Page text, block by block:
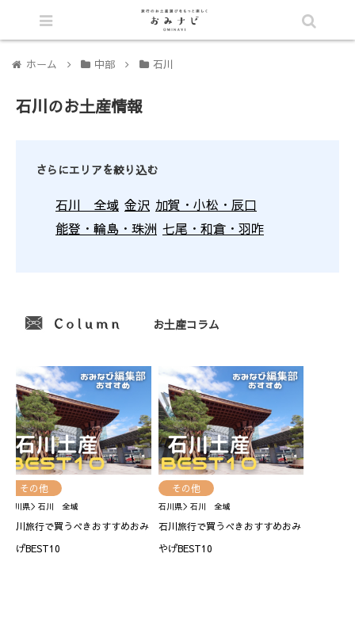
ホーム 中部 石川
石川のお土産情報
さらにエリアを絞り込む
石川 全域 金沢 加賀・小松・辰口
能登・輪島・珠洲 七尾・和倉・羽咋
お土産コラム
その他
石川県＞石川 全域
石川旅行で買うべきおすすめおみ
やげBEST10
その他
石川県＞石川 全域
石川旅行で買うべきおすすめおみ
やげBEST10
シェア